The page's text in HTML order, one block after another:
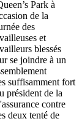
Park à
de la
des
et
blessés
se joindre à un
suffisamment fort
président de la
contre
deux tenté de